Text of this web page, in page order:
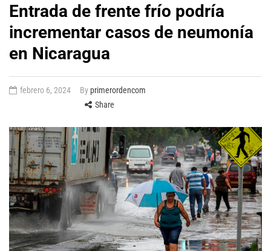
Entrada de frente frío podría
incrementar casos de neumonía
en Nicaragua
febrero 6, 2024 By primerordencom
Share